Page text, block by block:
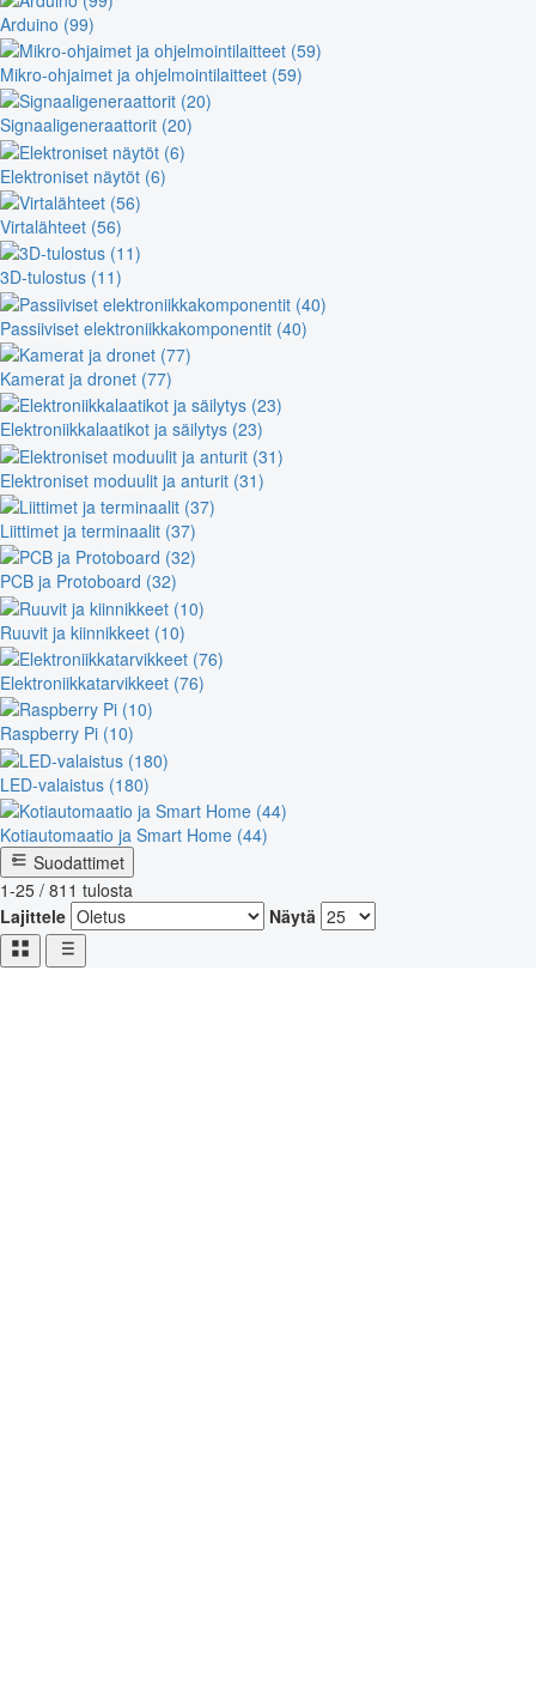
Arduino (99)
Mikro-ohjaimet ja ohjelmointilaitteet (59)
Signaaligeneraattorit (20)
Elektroniset näytöt (6)
Virtalähteet (56)
3D-tulostus (11)
Passiiviset elektroniikkakomponentit (40)
Kamerat ja dronet (77)
Elektroniikkalaatikot ja säilytys (23)
Elektroniset moduulit ja anturit (31)
Liittimet ja terminaalit (37)
PCB ja Protoboard (32)
Ruuvit ja kiinnikkeet (10)
Elektroniikkatarvikkeet (76)
Raspberry Pi (10)
LED-valaistus (180)
Kotiautomaatio ja Smart Home (44)
Suodattimet
1-25 / 811 tulosta
Lajittele
Näytä